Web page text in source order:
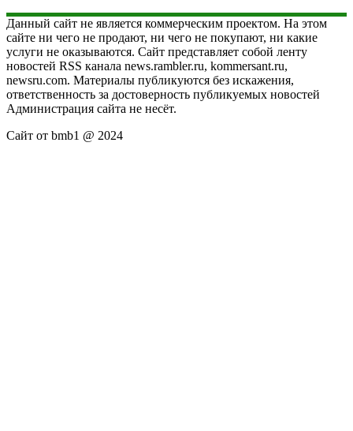
Данный сайт не является коммерческим проектом. На этом
сайте ни чего не продают, ни чего не покупают, ни какие
услуги не оказываются. Сайт представляет собой ленту
новостей RSS канала news.rambler.ru, kommersant.ru,
newsru.com. Материалы публикуются без искажения,
ответственность за достоверность публикуемых новостей
Администрация сайта не несёт.
Сайт от bmb1 @ 2024